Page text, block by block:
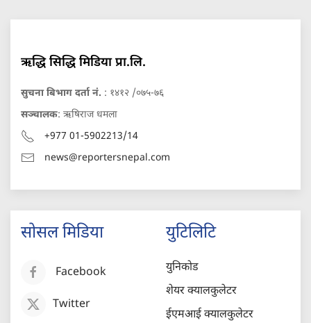
ऋद्धि सिद्धि मिडिया प्रा.लि.
सुचना बिभाग दर्ता नं. : १४१२ /०७५-७६
सञ्चालक: ऋषिराज धमला
+977 01-5902213/14
news@reportersnepal.com
सोसल मिडिया
Facebook
Twitter
युटिलिटि
युनिकोड
शेयर क्यालकुलेटर
ईएमआई क्यालकुलेटर